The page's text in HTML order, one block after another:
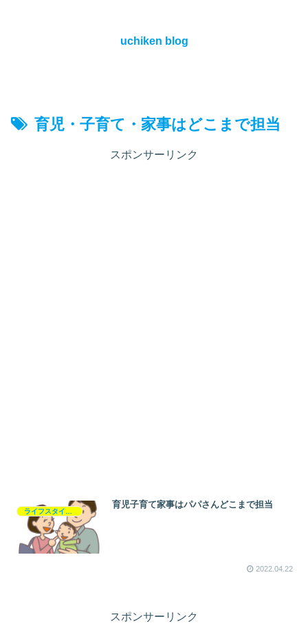
uchiken blog
育児・子育て・家事はどこまで担当
スポンサーリンク
育児子育て家事はパパさんどこまで担当
2022.04.22
スポンサーリンク